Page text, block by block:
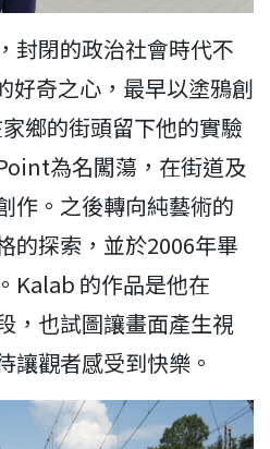
封閉的政治社會時代不
好奇之心，最早以塗鴉創
鄉的街頭留下他的實驗
為名闖蕩，在街道及
作。之後轉向純藝術的
的探索，並於2006年畢
Kalab 的作品是他在
，也試圖讓畫面產生視
讓觀者感受到快樂。